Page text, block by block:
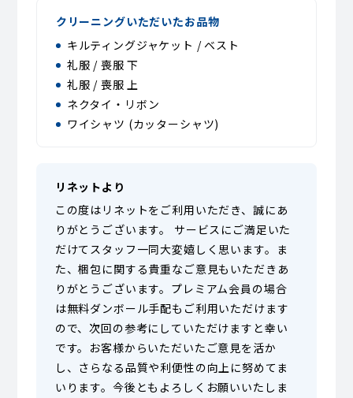
クリーニングいただいたお品物
キルティングジャケット / ベスト
礼服 / 喪服 下
礼服 / 喪服 上
ネクタイ・リボン
ワイシャツ (カッターシャツ)
リネットより
この度はリネットをご利用いただき、誠にあ
りがとうございます。 サービスにご満足いた
だけてスタッフ一同大変嬉しく思います。ま
た、梱包に関する貴重なご意見もいただきあ
りがとうございます。プレミアム会員の場合
は無料ダンボール手配もご利用いただけます
ので、次回の参考にしていただけますと幸い
です。お客様からいただいたご意見を活か
し、さらなる品質や利便性の向上に努めてま
いります。今後ともよろしくお願いいたしま